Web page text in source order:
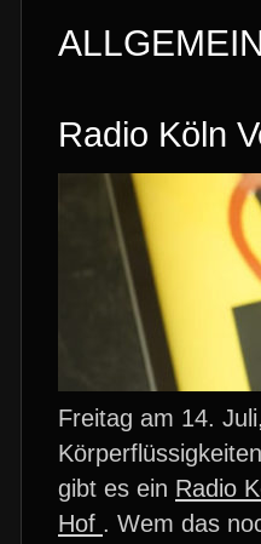
Radio Köln
Freitag am 14.
gibt es ein Radio
Hof . Wem das